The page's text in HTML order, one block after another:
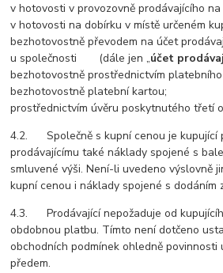
v hotovosti v provozovně prodávajícího
v hotovosti na dobírku v místě určeném
bezhotovostně převodem na účet
u společnosti (dále jen „účet
bezhotovostně prostřednictvím
bezhotovostně platební kartou;
prostřednictvím úvěru poskytnutého třetí
4.2. Společně s kupní cenou je kupující
prodávajícímu také náklady spojené s
smluvené výši. Není-li uvedeno výslovně
kupní cenou i náklady spojené s dodáním
4.3. Prodávající nepožaduje od
obdobnou platbu. Tímto není dotčeno
obchodních podmínek ohledně povinnosti
předem.